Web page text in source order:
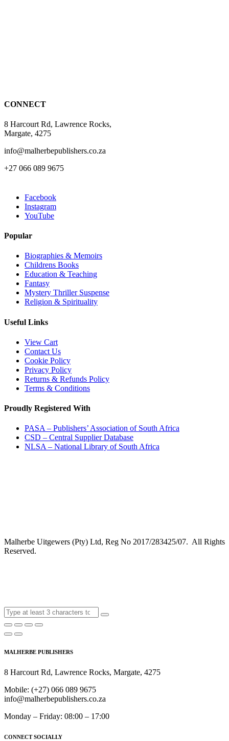
CONNECT
8 Harcourt Rd, Lawrence Rocks,
Margate, 4275
info@malherbepublishers.co.za
+27 066 089 9675
Facebook
Instagram
YouTube
Popular
Biographies & Memoirs
Childrens Books
Education & Teaching
Fantasy
Mystery Thriller Suspense
Religion & Spirituality
Useful Links
View Cart
Contact Us
Cookie Policy
Privacy Policy
Returns & Refunds Policy
Terms & Conditions
Proudly Registered With
PASA – Publishers’ Association of South Africa
CSD – Central Supplier Database
NLSA – National Library of South Africa
Malherbe Uitgewers (Pty) Ltd, Reg No 2017/283425/07. All Rights
Reserved.
MALHERBE PUBLISHERS
8 Harcourt Rd, Lawrence Rocks, Margate, 4275
Mobile: (+27) 066 089 9675
info@malherbepublishers.co.za
Monday – Friday: 08:00 – 17:00
CONNECT SOCIALLY